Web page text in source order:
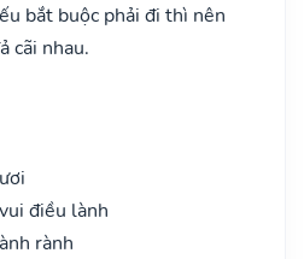
bắt buộc phải đi thì nên
cãi nhau.
điều lành
rành